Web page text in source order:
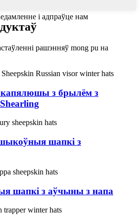
і адпраўце нам
рашэнняў mong pu на
капялюшы з брылём з
шапкі з
шапкі з аўчыны з напа